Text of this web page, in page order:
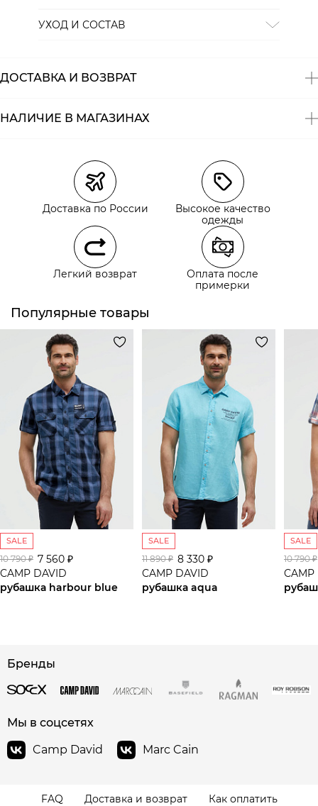
УХОД И СОСТАВ
ДОСТАВКА И ВОЗВРАТ
Курьерская доставка СДЭК
Самовывоз из пункта выдачи СДЭК
Самовывоз из наших магазинов
Курьерская доставка СДЭК
Самовывоз из пункта выдачи СДЭК
НАЛИЧИЕ В МАГАЗИНАХ
Доставка по России
Высокое качество
одежды
Легкий возврат
Оплата после
примерки
Популярные товары
SALE
10 790 ₽ 7 560 ₽
CAMP DAVID
рубашка harbour blue
SALE
11 890 ₽ 8 330 ₽
CAMP DAVID
рубашка aqua
SALE
10 790 ₽
CAMP
Бренды
Мы в соцсетях
Camp David
Marc Cain
FAQ Доставка и возврат Как оплатить